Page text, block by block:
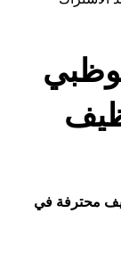
محترفة في